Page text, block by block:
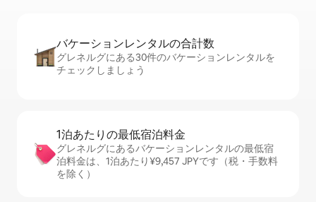
バケーションレ⁠ン⁠タ⁠ル⁠の合⁠計⁠数
グレネルグにある30件のバケーションレンタルを
チェックしましょう
1泊あたりの最⁠低⁠宿⁠泊⁠料⁠金
グレネルグにあるバケーションレンタルの最低宿
泊料金は、1泊あたり¥9,457 JPYです（税・手数料
を除く）